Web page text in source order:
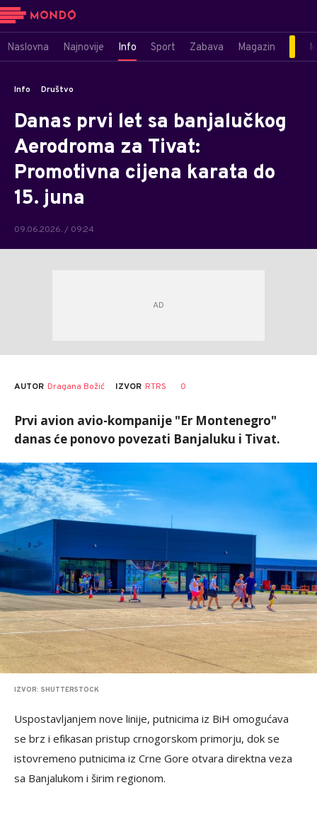
Naslovna Najnovije Info Sport Zabava Magazin
Info Društvo
Danas prvi let sa banjalučkog
Aerodroma za Tivat:
Promotivna cijena karata do
15. juna
09.06.2026. / 09:24
AUTOR Dragana Božić IZVOR RTRS 0
Prvi avion avio-kompanije "Er Montenegro"
danas će ponovo povezati Banjaluku i Tivat.
IZVOR: SHUTTERSTOCK
Uspostavljanjem nove linije, putnicima iz BiH omogućava
se brz i efikasan pristup crnogorskom primorju, dok se
istovremeno putnicima iz Crne Gore otvara direktna veza
sa Banjalukom i širim regionom.